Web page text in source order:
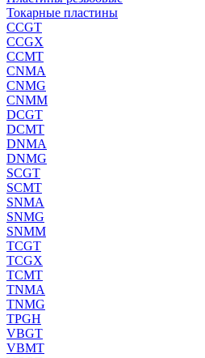
Токарные пластины
CCGT
CCGX
CCMT
CNMA
CNMG
CNMM
DCGT
DCMT
DNMA
DNMG
SCGT
SCMT
SNMA
SNMG
SNMM
TCGT
TCGX
TCMT
TNMA
TNMG
TPGH
VBGT
VBMT